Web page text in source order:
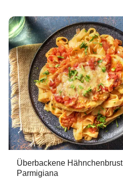
Überbackene Hähnchenbrust
Parmigiana